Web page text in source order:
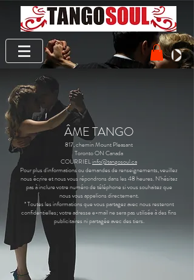
ÂME TANGO
817, chemin Mount Pleasant
Toronto ON Canada
COURRIELinfo@tangosoul.ca
Pour plus d'informations ou demandes de renseignements, veuillez
nous écrire et nous vous répondrons dans les 48 heures. N'hésitez
pas à inclure votre numéro de téléphone si vous souhaitez que
nous vous appelions directement.
* Toutes les informations que vous partagez avec nous resteront
confidentielles; votre adresse e-mail ne sera pas utilisée à des fins
publicitaires ni partagée avec des tiers.